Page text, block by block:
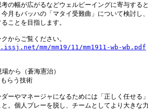
幅が広がるなどウェルビーイングに寄与する
もバッハの「マタイ受難曲」について検討し
とを目指します。
らご覧ください。
mm/mm19/11/mm1911-wb-wb.pdf
から（蒼海憲治）
う技術
マネージャになるためには「正しく任せる
個人プレーを脱し、チームとしてより大きな